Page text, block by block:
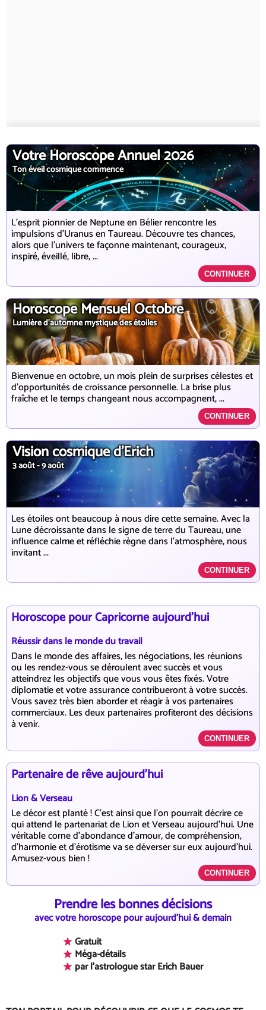
Votre Horoscope Annuel 2026
Ton éveil cosmique commence
L'esprit pionnier de Neptune en Bélier rencontre les
impulsions d'Uranus en Taureau. Découvre tes chances,
alors que l'univers te façonne maintenant, courageux,
inspiré, éveillé, libre, ...
CONTINUER
Horoscope Mensuel Octobre
Lumière d'automne mystique des étoiles
Bienvenue en octobre, un mois plein de surprises célestes et
d'opportunités de croissance personnelle. La brise plus
fraîche et le temps changeant nous accompagnent, ...
CONTINUER
Vision cosmique d'Erich
3 août - 9 août
Les étoiles ont beaucoup à nous dire cette semaine. Avec la
Lune décroissante dans le signe de terre du Taureau, une
influence calme et réfléchie règne dans l’atmosphère, nous
invitant ...
CONTINUER
Horoscope pour Capricorne aujourd'hui
Réussir dans le monde du travail
Dans le monde des affaires, les négociations, les réunions
ou les rendez-vous se déroulent avec succès et vous
atteindrez les objectifs que vous vous êtes fixés. Votre
diplomatie et votre assurance contribueront à votre succès.
Vous savez très bien aborder et réagir à vos partenaires
commerciaux. Les deux partenaires profiteront des décisions
à venir.
CONTINUER
Partenaire de rêve aujourd'hui
Lion & Verseau
Le décor est planté ! C'est ainsi que l'on pourrait décrire ce
qui attend le partenariat de Lion et Verseau aujourd'hui. Une
véritable corne d'abondance d'amour, de compréhension,
d'harmonie et d'érotisme va se déverser sur eux aujourd'hui.
Amusez-vous bien !
CONTINUER
Prendre les bonnes décisions
avec votre horoscope pour aujourd'hui & demain
Gratuit
Méga-détails
par l'astrologue star Erich Bauer